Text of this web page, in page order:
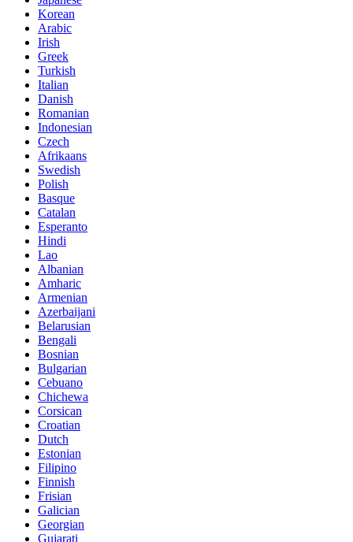
Korean
Arabic
Irish
Greek
Turkish
Italian
Danish
Romanian
Indonesian
Czech
Afrikaans
Swedish
Polish
Basque
Catalan
Esperanto
Hindi
Lao
Albanian
Amharic
Armenian
Azerbaijani
Belarusian
Bengali
Bosnian
Bulgarian
Cebuano
Chichewa
Corsican
Croatian
Dutch
Estonian
Filipino
Finnish
Frisian
Galician
Georgian
Gujarati